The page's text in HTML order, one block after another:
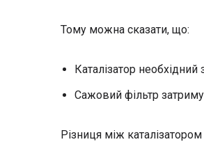
Тому можна сказати, що:
Каталізатор
Сажовий фільтр
Різниця між